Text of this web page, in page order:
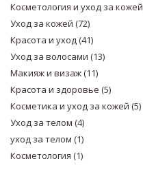
Косметология и уход за кожей
Уход за кожей (72)
Красота и уход(41)
Уход за волосами (13)
Макияж и визаж(11)
Красота и здоровье (5)
Косметика и уход за кожей (5)
Уход за телом (4)
уход за телом (1)
Косметология (1)